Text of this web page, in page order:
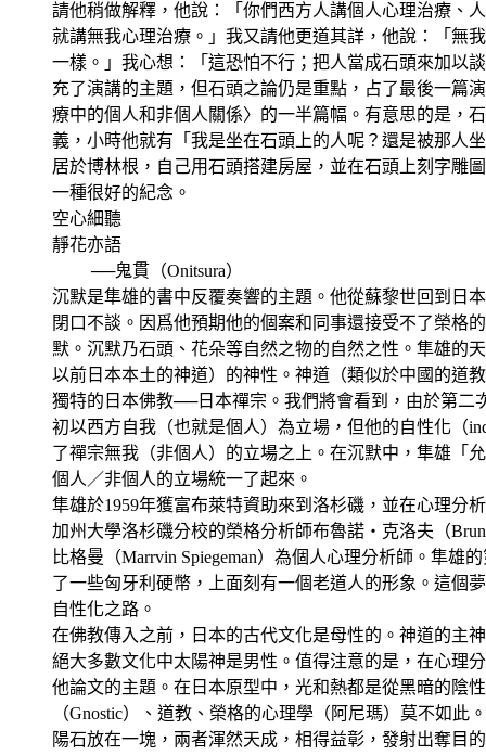
請他稍做解釋，他說：「你們西方人講個人心理治療、
就講無我心理治療。」我又請他更道其詳，他說：「無
一樣。」我心想：「這恐怕不行；把人當成石頭來加以
充了演講的主題，但石頭之論仍是重點，占了最後一篇
療中的個人和非個人關係〉的一半篇幅。有意思的是，
義，小時他就有「我是坐在石頭上的人呢？還是被那人
居於博林根，自己用石頭搭建房屋，並在石頭上刻字雕
一種很好的紀念。
空心細聽
靜花亦語
──鬼貫（Onitsura）
沉默是隼雄的書中反覆奏響的主題。他從蘇黎世回到日
閉口不談。因爲他預期他的個案和同事還接受不了榮格
默。沉默乃石頭、花朵等自然之物的自然之性。隼雄的
以前日本本土的神道）的神性。神道（類似於中國的道
獨特的日本佛教──日本禪宗。我們將會看到，由於第二
初以西方自我（也就是個人）為立場，但他的自性化（
了禪宗無我（非個人）的立場之上。在沉默中，隼雄「
個人／非個人的立場統一了起來。
隼雄於1959年獲富布萊特資助來到洛杉磯，並在心理分
加州大學洛杉磯分校的榮格分析師布魯諾・克洛夫（
比格曼（Marrvin Spiegeman）為個人心理分析師。隼雄
了一些匈牙利硬幣，上面刻有一個老道人的形象。這個
自性化之路。
在佛教傳入之前，日本的古代文化是母性的。神道的主
絕大多數文化中太陽神是男性。值得注意的是，在心理
他論文的主題。在日本原型中，光和熱都是從黑暗的陰
（Gnostic）、道教、榮格的心理學（阿尼瑪）莫不如此
陽石放在一塊，兩者渾然天成，相得益彰，發射出奪目